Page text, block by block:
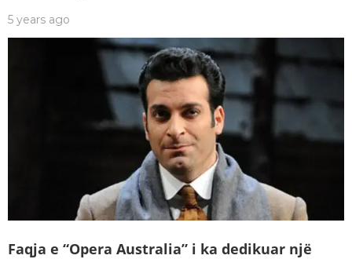
5 years ago
Faqja e “Opera Australia” i ka dedikuar një